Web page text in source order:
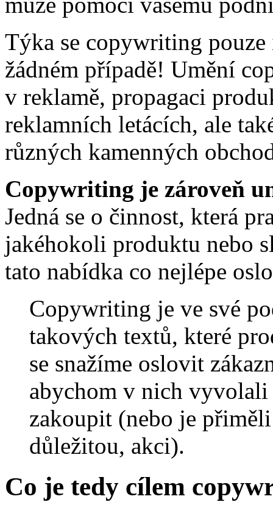
Týka se copywriting
žádném případě! Umění
v reklamě, propagaci
reklamních letácích, ale
různých kamenných
Copywriting je zároveň
Jedná se o činnost, která
jakéhokoli produktu nebo
tato nabídka co nejlépe
Copywriting je ve své
takových textů, které
se snažíme oslovit
abychom v nich
zakoupit (nebo je
důležitou, akci).
Co je tedy cílem